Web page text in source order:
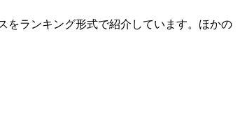
をランキング形式で紹介しています。ほかの